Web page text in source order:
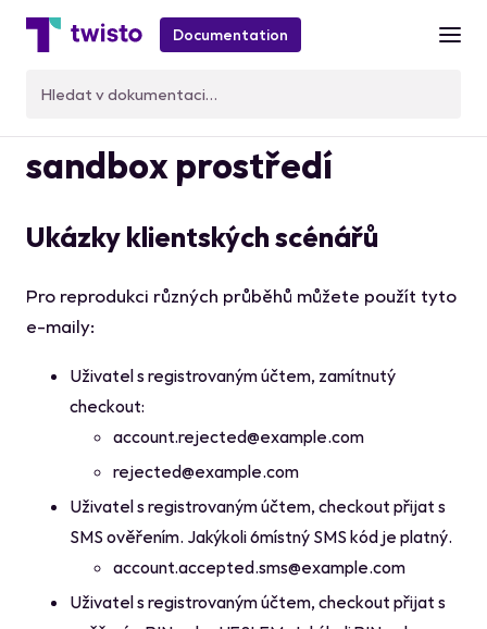
Documentation
sandbox prostředí
Ukázky klientských scénářů
Pro reprodukci různých průběhů můžete použít tyto
e-maily:
Uživatel s registrovaným účtem, zamítnutý
checkout:
account.rejected@example.com
rejected@example.com
Uživatel s registrovaným účtem, checkout přijat s
SMS ověřením. Jakýkoli 6místný SMS kód je platný.
account.accepted.sms@example.com
Uživatel s registrovaným účtem, checkout přijat s